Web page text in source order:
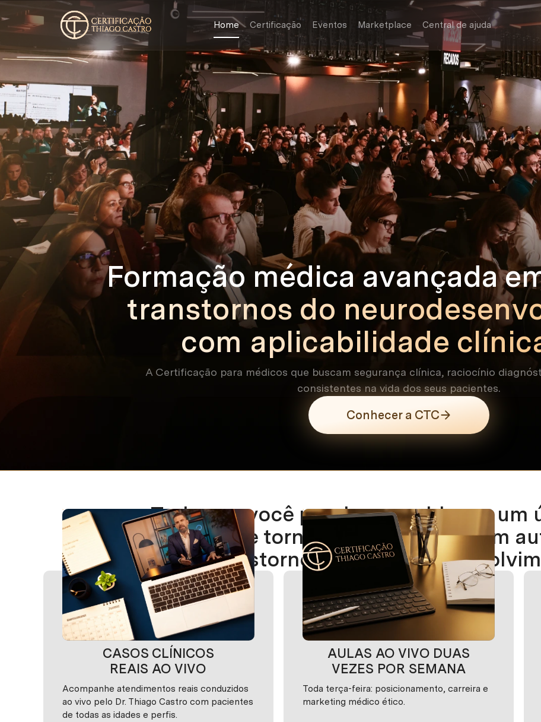
Home Certificação Eventos Marketplace Central de ajuda
Formação médica avançada
transtornos do
com aplicabilidade
A Certificação para médicos que buscam segurança clínica, raciocínio
consistentes na vida dos seus pacientes.
Conhecer a CTC
Tudo que você precisa, reunido em um
para se tornar uma referência em
transtornos do
CASOS CLÍNICOS
REAIS AO VIVO
Acompanhe atendimentos reais conduzidos
ao vivo pelo Dr. Thiago Castro com pacientes
de todas as idades e perfis.
AULAS AO VIVO DUAS
VEZES POR SEMANA
Toda terça-feira: posicionamento, carreira e
marketing médico ético.